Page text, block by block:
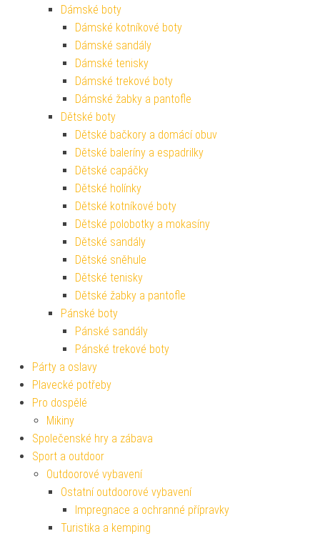
Dámské boty
Dámské kotníkové boty
Dámské sandály
Dámské tenisky
Dámské trekové boty
Dámské žabky a pantofle
Dětské boty
Dětské bačkory a domácí obuv
Dětské baleríny a espadrilky
Dětské capáčky
Dětské holínky
Dětské kotníkové boty
Dětské polobotky a mokasíny
Dětské sandály
Dětské sněhule
Dětské tenisky
Dětské žabky a pantofle
Pánské boty
Pánské sandály
Pánské trekové boty
Párty a oslavy
Plavecké potřeby
Pro dospělé
Mikiny
Společenské hry a zábava
Sport a outdoor
Outdoorové vybavení
Ostatní outdoorové vybavení
Impregnace a ochranné přípravky
Turistika a kemping